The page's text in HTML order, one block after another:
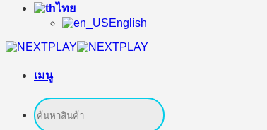
ไทย
English
เมนู
ค้นหา: